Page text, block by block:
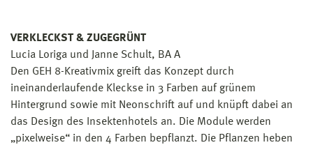
VERKLECKST & ZUGEGRÜNT
Lucia Loriga und Janne Schult, BA A
Den GEH 8-Kreativmix greift das Konzept durch
ineinanderlaufende Kleckse in 3 Farben auf grünem
Hintergrund sowie mit Neonschrift auf und knüpft dabei an
das Design des Insektenhotels an. Die Module werden
„pixelweise“ in den 4 Farben bepflanzt. Die Pflanzen heben